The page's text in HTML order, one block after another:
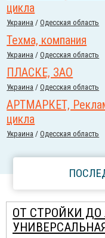
цикла
Украина /Одесская область
Техма, компания
Украина /Одесская область
ПЛАСКЕ, ЗАО
Украина /Одесская область
АРТМАРКЕТ,
цикла
Украина /Одесская область
ОТ СТРОЙКИ ДО